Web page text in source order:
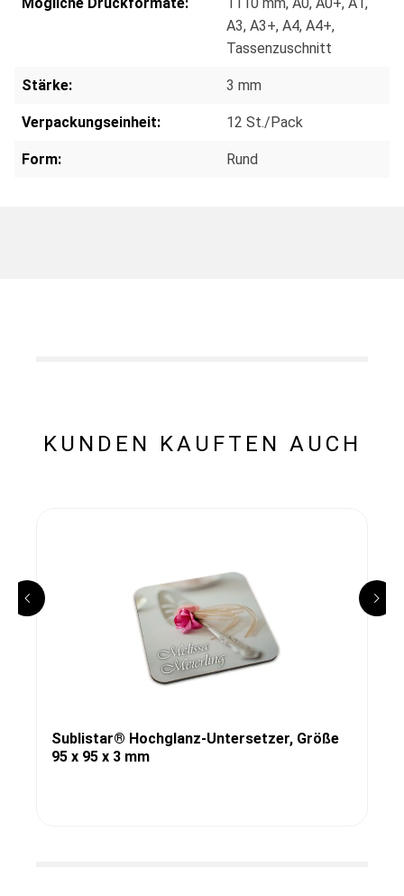
A3, A3+, A4, A4+,
Tassenzuschnitt
Stärke: 3 mm
Verpackungseinheit: 12 St./Pack
Form: Rund
KUNDEN KAUFTEN AUCH
Sublistar® Hochglanz-Untersetzer, Größe
95 x 95 x 3 mm